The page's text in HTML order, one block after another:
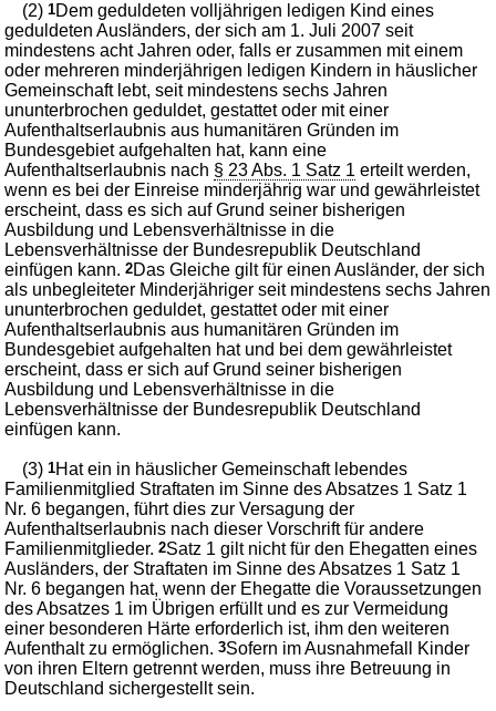
(2)1Dem geduldeten volljährigen ledigen Kind eines
geduldeten Ausländers, der sich am 1. Juli 2007 seit
mindestens acht Jahren oder, falls er zusammen mit einem
oder mehreren minderjährigen ledigen Kindern in häuslicher
Gemeinschaft lebt, seit mindestens sechs Jahren
ununterbrochen geduldet, gestattet oder mit einer
Aufenthaltserlaubnis aus humanitären Gründen im
Bundesgebiet aufgehalten hat, kann eine
Aufenthaltserlaubnis nach § 23 Abs. 1 Satz 1 erteilt werden,
wenn es bei der Einreise minderjährig war und gewährleistet
erscheint, dass es sich auf Grund seiner bisherigen
Ausbildung und Lebensverhältnisse in die
Lebensverhältnisse der Bundesrepublik Deutschland
einfügen kann.2Das Gleiche gilt für einen Ausländer, der sich
als unbegleiteter Minderjähriger seit mindestens sechs Jahren
ununterbrochen geduldet, gestattet oder mit einer
Aufenthaltserlaubnis aus humanitären Gründen im
Bundesgebiet aufgehalten hat und bei dem gewährleistet
erscheint, dass er sich auf Grund seiner bisherigen
Ausbildung und Lebensverhältnisse in die
Lebensverhältnisse der Bundesrepublik Deutschland
einfügen kann.
(3)1Hat ein in häuslicher Gemeinschaft lebendes
Familienmitglied Straftaten im Sinne des Absatzes 1 Satz 1
Nr. 6 begangen, führt dies zur Versagung der
Aufenthaltserlaubnis nach dieser Vorschrift für andere
Familienmitglieder.2Satz 1 gilt nicht für den Ehegatten eines
Ausländers, der Straftaten im Sinne des Absatzes 1 Satz 1
Nr. 6 begangen hat, wenn der Ehegatte die Voraussetzungen
des Absatzes 1 im Übrigen erfüllt und es zur Vermeidung
einer besonderen Härte erforderlich ist, ihm den weiteren
Aufenthalt zu ermöglichen.3Sofern im Ausnahmefall Kinder
von ihren Eltern getrennt werden, muss ihre Betreuung in
Deutschland sichergestellt sein.